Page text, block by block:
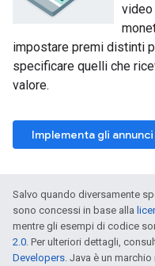
video
impostare premi distinti
specificare quelli che
valore.
Implementa gli
Salvo quando diversamente
sono concessi in base alla
mentre gli esempi di codice
2.0 . Per ulteriori dettagli,
Developers . Java è un